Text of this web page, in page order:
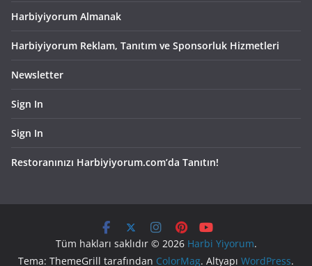
Harbiyiyorum Almanak
Harbiyiyorum Reklam, Tanıtım ve Sponsorluk Hizmetleri
Newsletter
Sign In
Sign In
Restoranınızı Harbiyiyorum.com’da Tanıtın!
Tüm hakları saklıdır © 2026 Harbi Yiyorum.
Tema: ThemeGrill tarafından ColorMag. Altyapı WordPress.